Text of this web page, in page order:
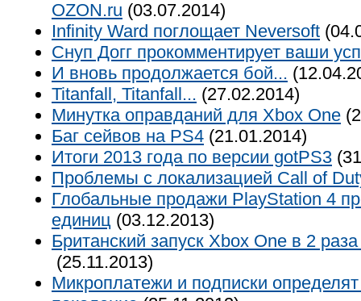
OZON.ru (03.07.2014)
Infinity Ward поглощает Neversoft
Снуп Догг прокомментирует ваши
И вновь продолжается бой...
Titanfall, Titanfall... (27.02.2014)
Минутка оправданий для Xbox One
Баг сейвов на PS4 (21.01.2014)
Итоги 2013 года по версии gotPS3
Проблемы с локализацией Call of
Глобальные продажи PlayStation 4
единиц (03.12.2013)
Британский запуск Xbox One в 2
(25.11.2013)
Микроплатежи и подписки